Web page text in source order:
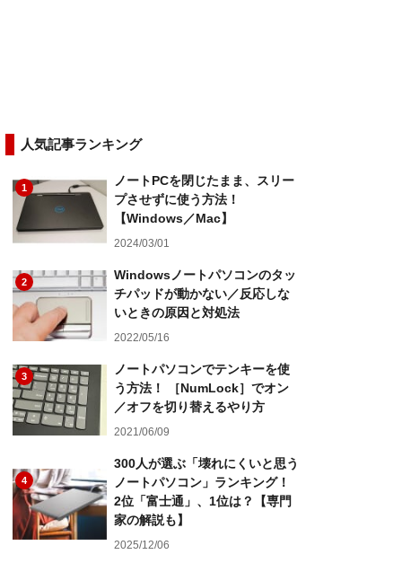
人気記事ランキング
1
ノートPCを閉じたまま、スリー
プさせずに使う方法！
【Windows／Mac】
2024/03/01
2
Windowsノートパソコンのタッ
チパッドが動かない／反応しな
いときの原因と対処法
2022/05/16
3
ノートパソコンでテンキーを使
う方法！ ［NumLock］でオン
／オフを切り替えるやり方
2021/06/09
4
300人が選ぶ「壊れにくいと思う
ノートパソコン」ランキング！
2位「富士通」、1位は？【専門
家の解説も】
2025/12/06